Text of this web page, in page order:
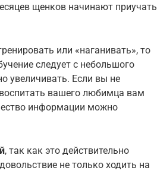
щенков начинают приучать
или «наганивать», то
следует с небольшого
увеличивать. Если вы не
вашего любимца вам
информации можно
, так как это действительно
не только ходить на